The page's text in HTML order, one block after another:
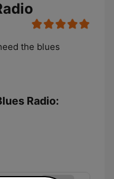
the blues
Radio: